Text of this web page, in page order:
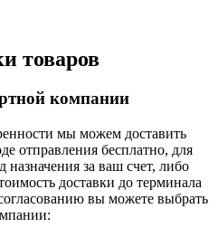
товаров
компании
мы можем доставить
отправления бесплатно, для
назначения за ваш счет, либо
доставки до терминала
вы можете выбрать